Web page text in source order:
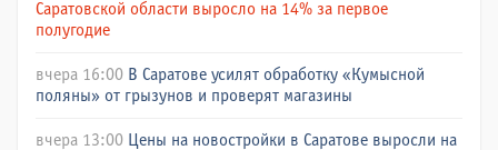
Саратовской области выросло на 14% за первое
полугодие
вчера 16:00 В Саратове усилят обработку «Кумысной
поляны» от грызунов и проверят магазины
вчера 13:00 Цены на новостройки в Саратове выросли на